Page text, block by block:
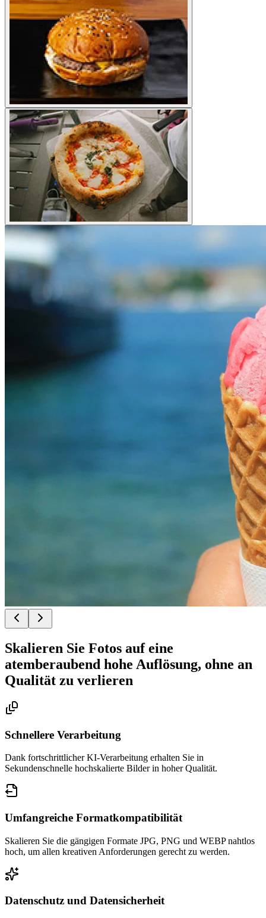
Skalieren Sie Fotos auf eine
atemberaubend hohe Auflösung, ohne an
Qualität zu verlieren
Schnellere Verarbeitung
Dank fortschrittlicher KI-Verarbeitung erhalten Sie in
Sekundenschnelle hochskalierte Bilder in hoher Qualität.
Umfangreiche Formatkompatibilität
Skalieren Sie die gängigen Formate JPG, PNG und WEBP nahtlos
hoch, um allen kreativen Anforderungen gerecht zu werden.
Datenschutz und Datensicherheit